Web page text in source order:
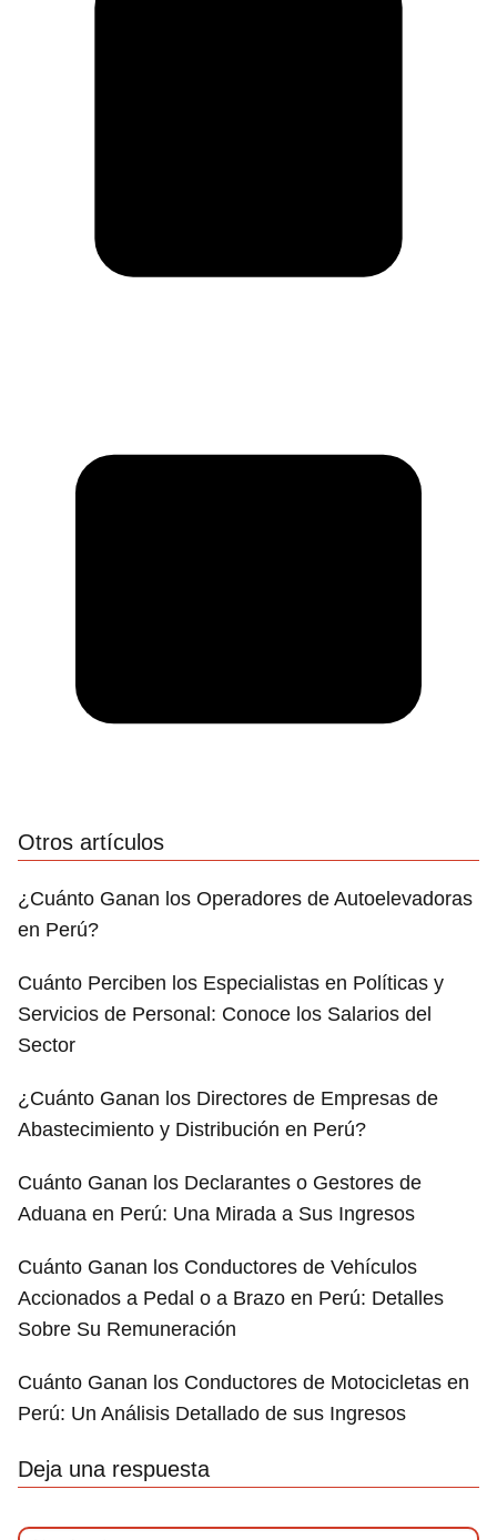
Otros artículos
¿Cuánto Ganan los Operadores de Autoelevadoras
en Perú?
Cuánto Perciben los Especialistas en Políticas y
Servicios de Personal: Conoce los Salarios del
Sector
¿Cuánto Ganan los Directores de Empresas de
Abastecimiento y Distribución en Perú?
Cuánto Ganan los Declarantes o Gestores de
Aduana en Perú: Una Mirada a Sus Ingresos
Cuánto Ganan los Conductores de Vehículos
Accionados a Pedal o a Brazo en Perú: Detalles
Sobre Su Remuneración
Cuánto Ganan los Conductores de Motocicletas en
Perú: Un Análisis Detallado de sus Ingresos
Deja una respuesta